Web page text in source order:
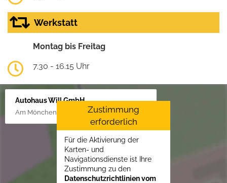
Werkstatt
Montag bis Freitag
7.30 - 16.15 Uhr
Autohaus Will GmbH
Am Mönchenfelde 18, 38889 Blankenburg
Zustimmung
erforderlich
Für die Aktivierung der
Karten- und
Navigationsdienste ist Ihre
Zustimmung zu den
Datenschutzrichtlinien vom